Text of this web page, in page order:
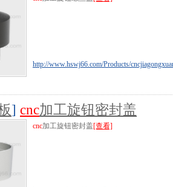
http://www.hswj66.com/Products/
] cnc加工旋钮密封盖
cnc加工旋钮密封盖[查看]